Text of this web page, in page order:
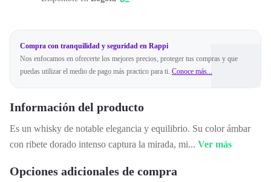
Compra con tranquilidad y seguridad en Rappi
Nos enfocamos en ofrecerte los mejores precios, proteger tus compras y que
puedas utilizar el medio de pago más practico para ti. Conoce más...
Información del producto
Es un whisky de notable elegancia y equilibrio. Su color ámbar
con ribete dorado intenso captura la mirada, mi... Ver más
Opciones adicionales de compra